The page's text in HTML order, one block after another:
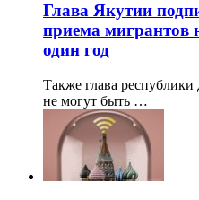
Глава Якутии
приема мигрантов
один год
Также глава республики
не могут быть …